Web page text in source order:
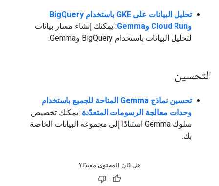
تحليل البيانات على GKE باستخدام BigQuery
وCloud Run وGemma
: يمكنك إنشاء مسار بيانات
لتحليل البيانات باستخدام BigQuery وGemma.
التحسين
تحسين نماذج Gemma المتاحة للجميع باستخدام
وحدات معالجة الرسومات المتعدّدة: يمكنك تخصيص
سلوك Gemma استنادًا إلى مجموعة البيانات الخاصة
بك.
هل كان المحتوى مفيدًا؟